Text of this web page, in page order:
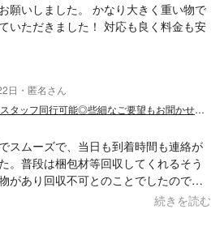
願いしました。 かなり大きく重い物で
いただきました！ 対応も良く料金も安
日・匿名さん
◎夜間早朝も対応可能◎女性スタッフ同行可能◎些細なご要望もお聞かせください
スムーズで、当日も到着時間も連絡が
。普段は梱包材等回収してくれるそう
があり回収不可とのことでしたので評
続きを読む